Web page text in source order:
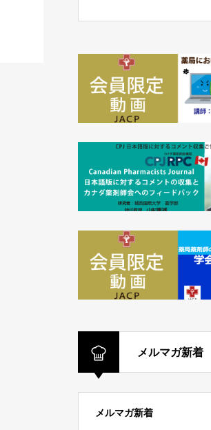
メルマガ新着
メルマガ新着